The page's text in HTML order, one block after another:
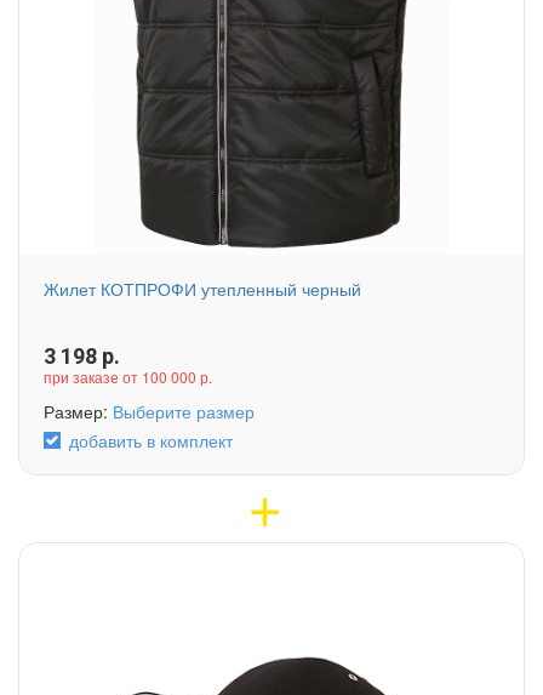
Жилет КОТПРОФИ утепленный черный
3 198 р.
при заказе от 100 000 р.
Размер: Выберите размер
добавить в комплект